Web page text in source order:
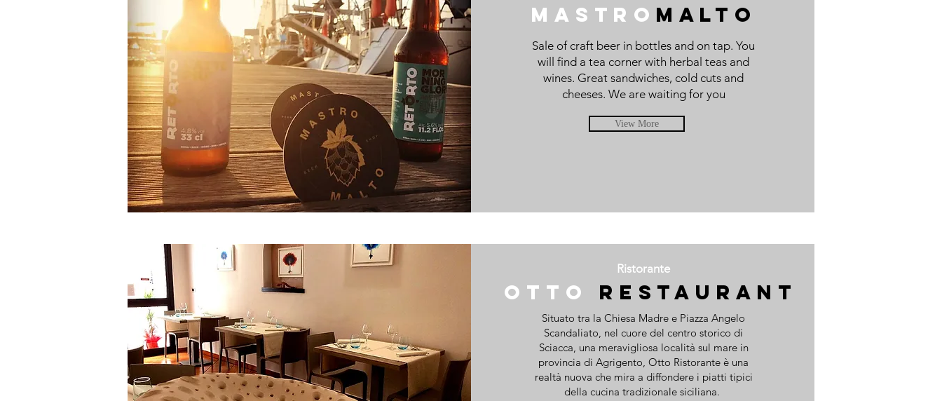
mastro malto
Sale of craft beer in bottles and on tap. You
will find a tea corner with herbal teas and
wines. Great sandwiches, cold cuts and
cheeses. We are waiting for you
View More
Ristorante
Otto Restaurant
Situato tra la Chiesa Madre e Piazza Angelo
Scandaliato, nel cuore del centro storico di
Sciacca, una meravigliosa località sul mare in
provincia di Agrigento, Otto Ristorante è una
realtà nuova che mira a diffondere i piatti tipici
della cucina tradizionale siciliana.